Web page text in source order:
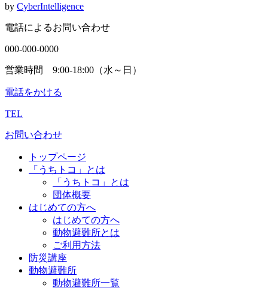
by CyberIntelligence
電話によるお問い合わせ
000-000-0000
営業時間 9:00-18:00（水～日）
電話をかける
TEL
お問い合わせ
トップページ
「うちトコ」とは
「うちトコ」とは
団体概要
はじめての方へ
はじめての方へ
動物避難所とは
ご利用方法
防災講座
動物避難所
動物避難所一覧